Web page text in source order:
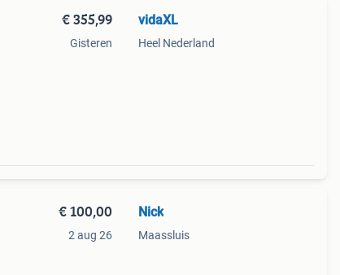
€ 355,99
Gisteren
vidaXL
Heel Nederland
€ 100,00
2 aug 26
Nick
Maassluis